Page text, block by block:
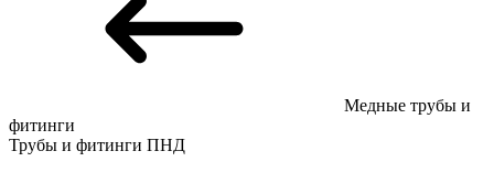
Медные трубы и
фитинги
Трубы и фитинги ПНД